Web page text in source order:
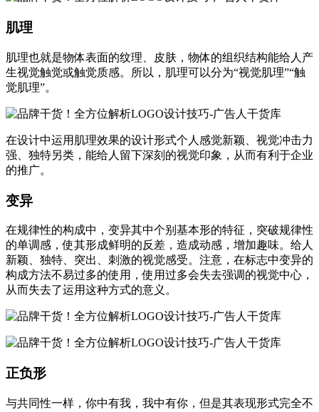
肌理
肌理也就是物体表面的纹理、皮肤，物体的组织结构能给人产
生视觉触觉或触觉质感。所以，肌理可以分为“视觉肌理”“触
觉肌理”。
在设计中运用肌理效果的设计形式个人感觉新颖、视觉冲击力
强、独特另类，能给人留下深刻的视觉印象，从而有利于企业
的推广。
变异
在规律性的构成中，变异其中个别基本形的特征，突破规律性
的单调感，使其形成鲜明的反差，造成动感，增加趣味。给人
新颖、独特、突出、刺激的视觉感受。注意，在标志中变异的
构成方法不易过多的使用，使用过多会失去强调的视觉中心，
从而失去了运用这种方式的意义。
正负形
与共同性一样，你中有我，我中有你，但是其表现形式完全不